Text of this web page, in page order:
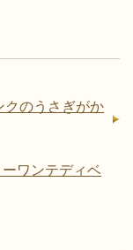
クのうさぎがか
ワンテディベ